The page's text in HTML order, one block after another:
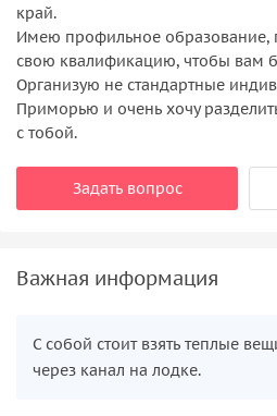
край.
Имею профильное
свою квалификацию, чтобы вам
Организую не стандартные
Приморью и очень хочу
с тобой.
Задать вопрос
Важная информация
С собой стоит взять теплые
через канал на лодке.